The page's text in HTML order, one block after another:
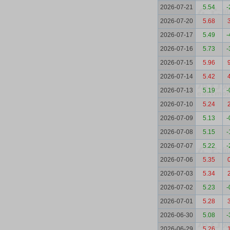
2026-07-21 5.54
-
2026-07-20
5.68
2026-07-17
5.49
-
2026-07-16
5.73
-
2026-07-15
5.96
2026-07-14
5.42
2026-07-13
5.19
-
2026-07-10
5.24
2026-07-09
5.13
-
2026-07-08
5.15
-
2026-07-07
5.22
-
2026-07-06
5.35
2026-07-03
5.34
2026-07-02
5.23
-
2026-07-01
5.28
2026-06-30
5.08
-